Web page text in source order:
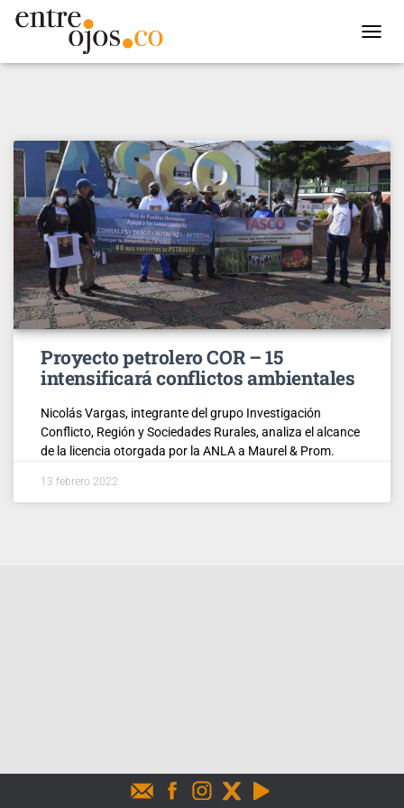
Proyecto petrolero COR – 15
intensificará conflictos ambientales
Nicolás Vargas, integrante del grupo Investigación
Conflicto, Región y Sociedades Rurales, analiza el alcance
de la licencia otorgada por la ANLA a Maurel & Prom.
13 febrero 2022